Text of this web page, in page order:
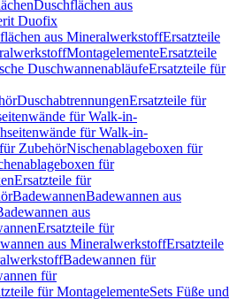
Duschflächen aus
Duofix
aus MineralwerkstoffErsatzteile
MontagelementeErsatzteile
DuschwannenabläufeErsatzteile für
DuschabtrennungenErsatzteile für
für Walk-in-
für Walk-in-
ZubehörNischenablageboxen für
für
Ersatzteile für
BadewannenBadewannen aus
aus
Ersatzteile für
aus MineralwerkstoffErsatzteile
Badewannen für
für
für MontagelementeSets Füße und